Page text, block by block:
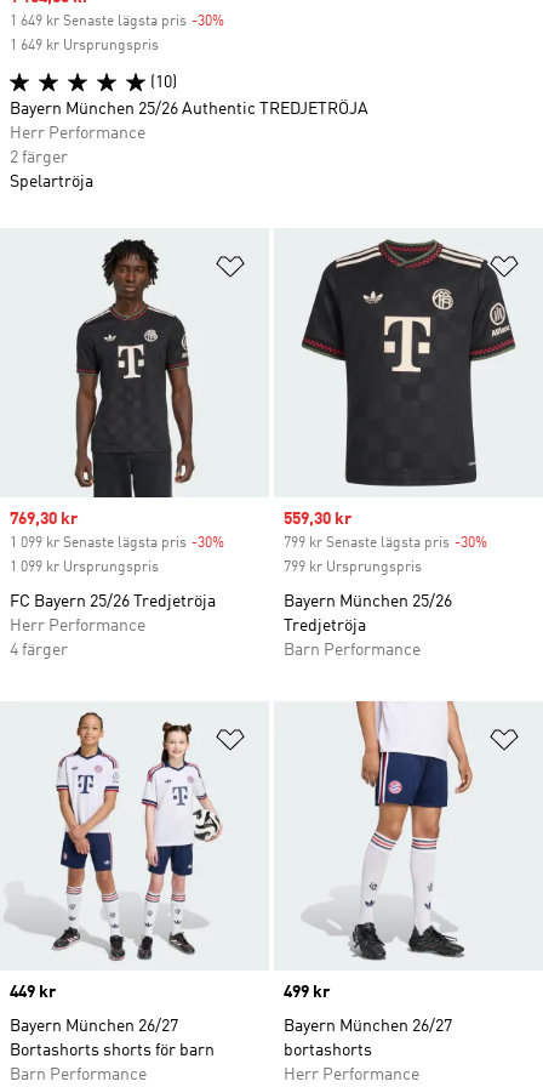
Lägg till på önskelistan
Sale price
769,30 kr
1 099 kr Senaste lägsta pris -30%
1 099 kr Ursprungspris
FC Bayern 25/26 Tredjetröja
Herr Performance
4 färger
Sale price
559,30 kr
799 kr Senaste lägsta pris -30%
799 kr Ursprungspris
Bayern München 25/26
Tredjetröja
Barn Performance
Lägg till på önskelistan
Price
449 kr
Bayern München 26/27
Bortashorts shorts för barn
Barn Performance
Price
499 kr
Bayern München 26/27
bortashorts
Herr Performance
1 649 kr Senaste lägsta pris -30%
1 649 kr Ursprungspris
(10)
Bayern München 25/26 Authentic TREDJETRÖJA
Herr Performance
2 färger
Spelartröja